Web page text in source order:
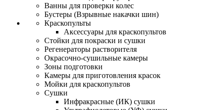
Ванны для проверки колес
Бустеры (Взрывные накачки шин)
Краскопульты
Аксессуары для краскопультов
Стойки для покраски и сушки
Регенераторы растворителя
Окрасочно-сушильные камеры
Зоны подготовки
Камеры для приготовления красок
Мойки для краскопультов
Сушки
Инфракрасные (ИК) сушки